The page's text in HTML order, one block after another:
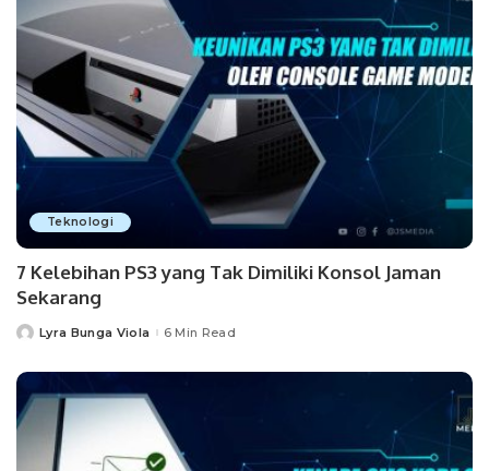
Teknologi
7 Kelebihan PS3 yang Tak Dimiliki Konsol Jaman
Sekarang
PostedLyra Bunga Viola 6 Min Read